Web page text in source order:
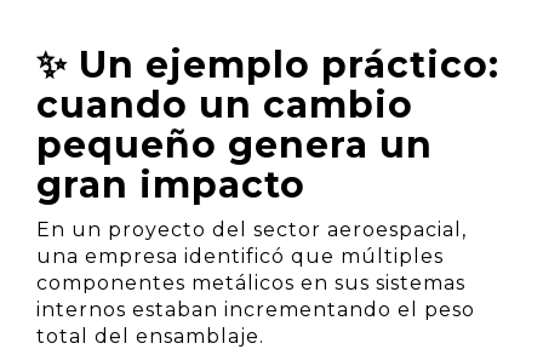
✨ Un ejemplo práctico:
cuando un cambio
pequeño genera un
gran impacto
En un proyecto del sector aeroespacial,
una empresa identificó que múltiples
componentes metálicos en sus sistemas
internos estaban incrementando el peso
total del ensamblaje.